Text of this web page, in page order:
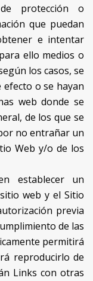
protección o
que puedan
e intentar
ello medios o
los casos, se
o se hayan
web donde se
de los que se
no entrañar un
Web y/o de los
establecer un
web y el Sitio
previa
de las
permitirá
reproducirlo de
Links con otras